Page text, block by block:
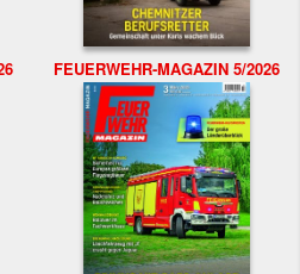
FEUERWEHR-MAGAZIN 5/2026